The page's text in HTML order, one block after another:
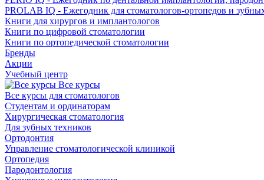
PROLAB IQ - Ежегодник для стоматологов-ортопедов и
Книги для хирургов и имплантологов
Книги по цифровой стоматологии
Книги по ортопедической стоматологии
Бренды
Акции
Учебный центр
Все курсы
Все курсы для стоматологов
Студентам и ординаторам
Хирургическая стоматология
Для зубных техников
Ортодонтия
Управление стоматологической клиникой
Ортопедия
Пародонтология